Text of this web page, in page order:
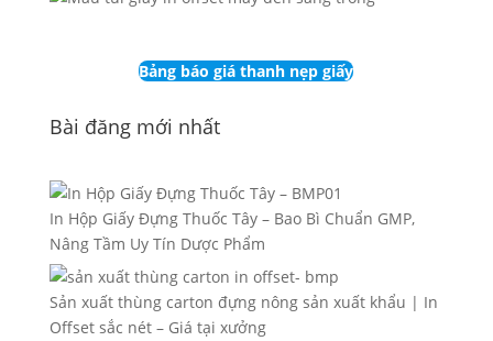
Bảng báo giá thanh nẹp giấy
Bài đăng mới nhất
In Hộp Giấy Đựng Thuốc Tây – Bao Bì Chuẩn GMP,
Nâng Tầm Uy Tín Dược Phẩm
Sản xuất thùng carton đựng nông sản xuất khẩu | In
Offset sắc nét – Giá tại xưởng